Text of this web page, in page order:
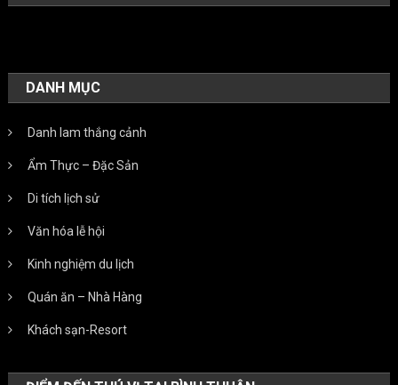
DANH MỤC
Danh lam thắng cảnh
Ẩm Thực – Đặc Sản
Di tích lịch sử
Văn hóa lễ hội
Kinh nghiệm du lịch
Quán ăn – Nhà Hàng
Khách sạn-Resort